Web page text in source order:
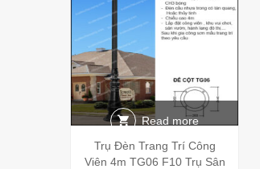
Read more
Trụ Đèn Trang Trí Công
Viên 4m TG06 F10 Trụ Sân